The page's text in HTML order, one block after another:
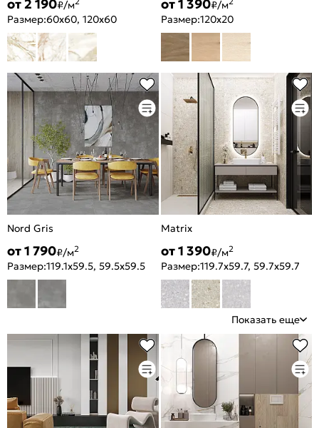
от 2 190₽/м
Размер:60x60, 120x60
от 1 390₽/м
Размер:120x20
Nord Gris
от 1 790₽/м2
Размер:119.1x59.5, 59.5x59.5
Matrix
от 1 390₽/м2
Размер:119.7x59.7, 59.7x59.7
Показать еще